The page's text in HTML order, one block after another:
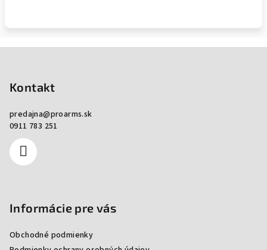
Kontakt
predajna@proarms.sk
0911 783 251
Informácie pre vás
Obchodné podmienky